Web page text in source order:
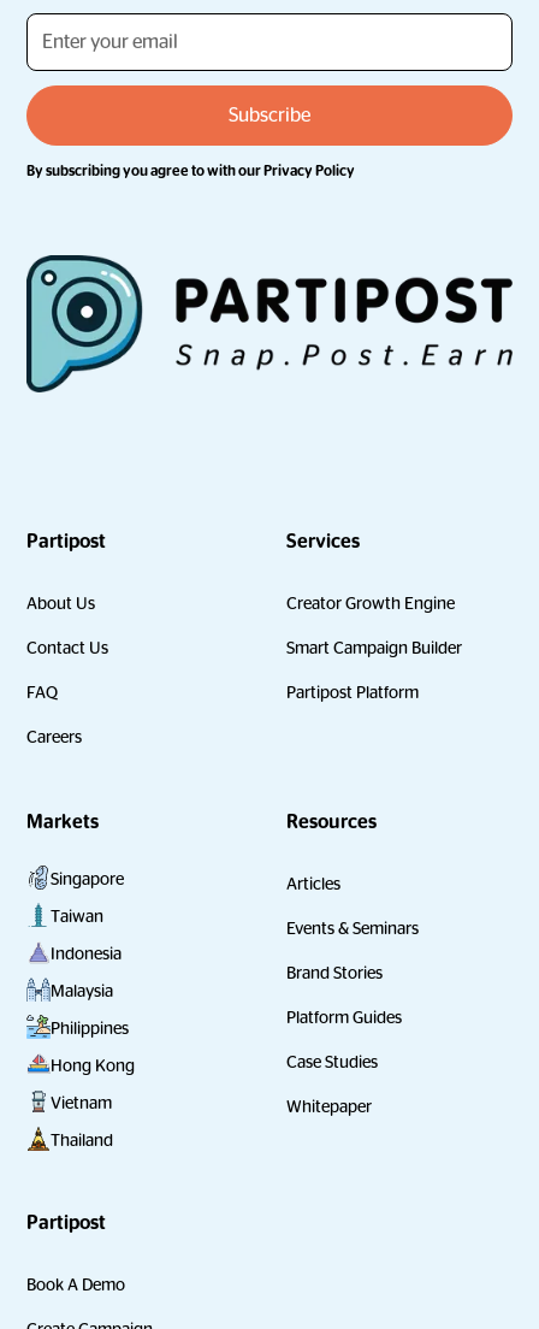
By subscribing you agree to with ourPrivacy Policy
Partipost
About Us
Contact Us
FAQ
Careers
Services
Creator Growth Engine
Smart Campaign Builder
Partipost Platform
Markets
Singapore
Taiwan
Indonesia
Malaysia
Philippines
Hong Kong
Vietnam
Thailand
Resources
Articles
Events & Seminars
Brand Stories
Platform Guides
Case Studies
Whitepaper
Partipost
Book A Demo